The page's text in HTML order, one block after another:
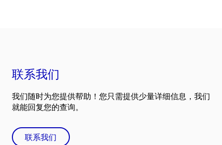
联系我们
我们随时为您提供帮助！您只需提供少量详细信息，我们
就能回复您的查询。
联系我们